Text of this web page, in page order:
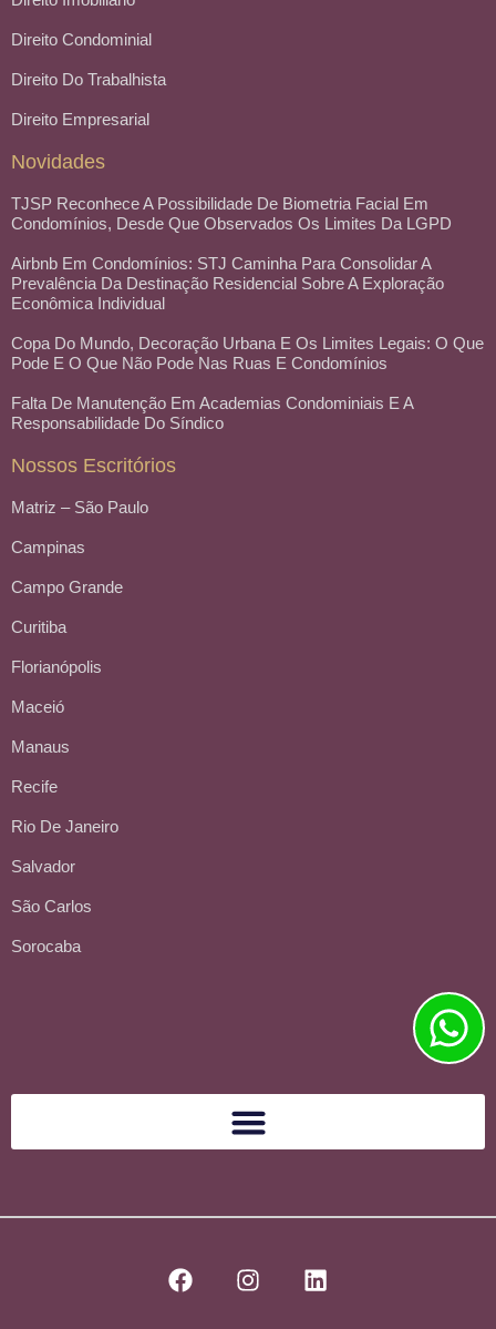
Direito Condominial
Direito Do Trabalhista
Direito Empresarial
Novidades
TJSP Reconhece A Possibilidade De Biometria Facial Em
Condomínios, Desde Que Observados Os Limites Da LGPD
Airbnb Em Condomínios: STJ Caminha Para Consolidar A
Prevalência Da Destinação Residencial Sobre A Exploração
Econômica Individual
Copa Do Mundo, Decoração Urbana E Os Limites Legais: O Que
Pode E O Que Não Pode Nas Ruas E Condomínios
Falta De Manutenção Em Academias Condominiais E A
Responsabilidade Do Síndico
Nossos Escritórios
Matriz – São Paulo
Campinas
Campo Grande
Curitiba
Florianópolis
Maceió
Manaus
Recife
Rio De Janeiro
Salvador
São Carlos
Sorocaba